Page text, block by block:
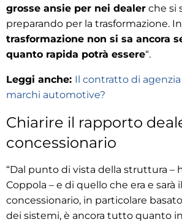
grosse ansie per nei dealer che si
preparando per la trasformazione.
trasformazione non si sa ancora
quanto rapida potrà essere“.
Leggi anche: Il contratto di
marchi automotive?
Chiarire il rapporto
concessionario
“Dal punto di vista della struttura –
Coppola – e di quello che era e sarà
concessionario, in particolare
dei sistemi, è ancora tutto quanto